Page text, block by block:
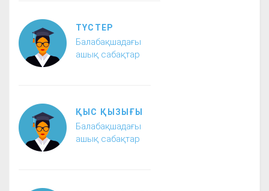
ТҮСТЕР
Балабақшадағы
ашық сабақтар
ҚЫС ҚЫЗЫҒЫ
Балабақшадағы
ашық сабақтар